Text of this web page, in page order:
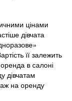
цінами
дівчата
її залежить
в салоні
дівчатам
на оренду